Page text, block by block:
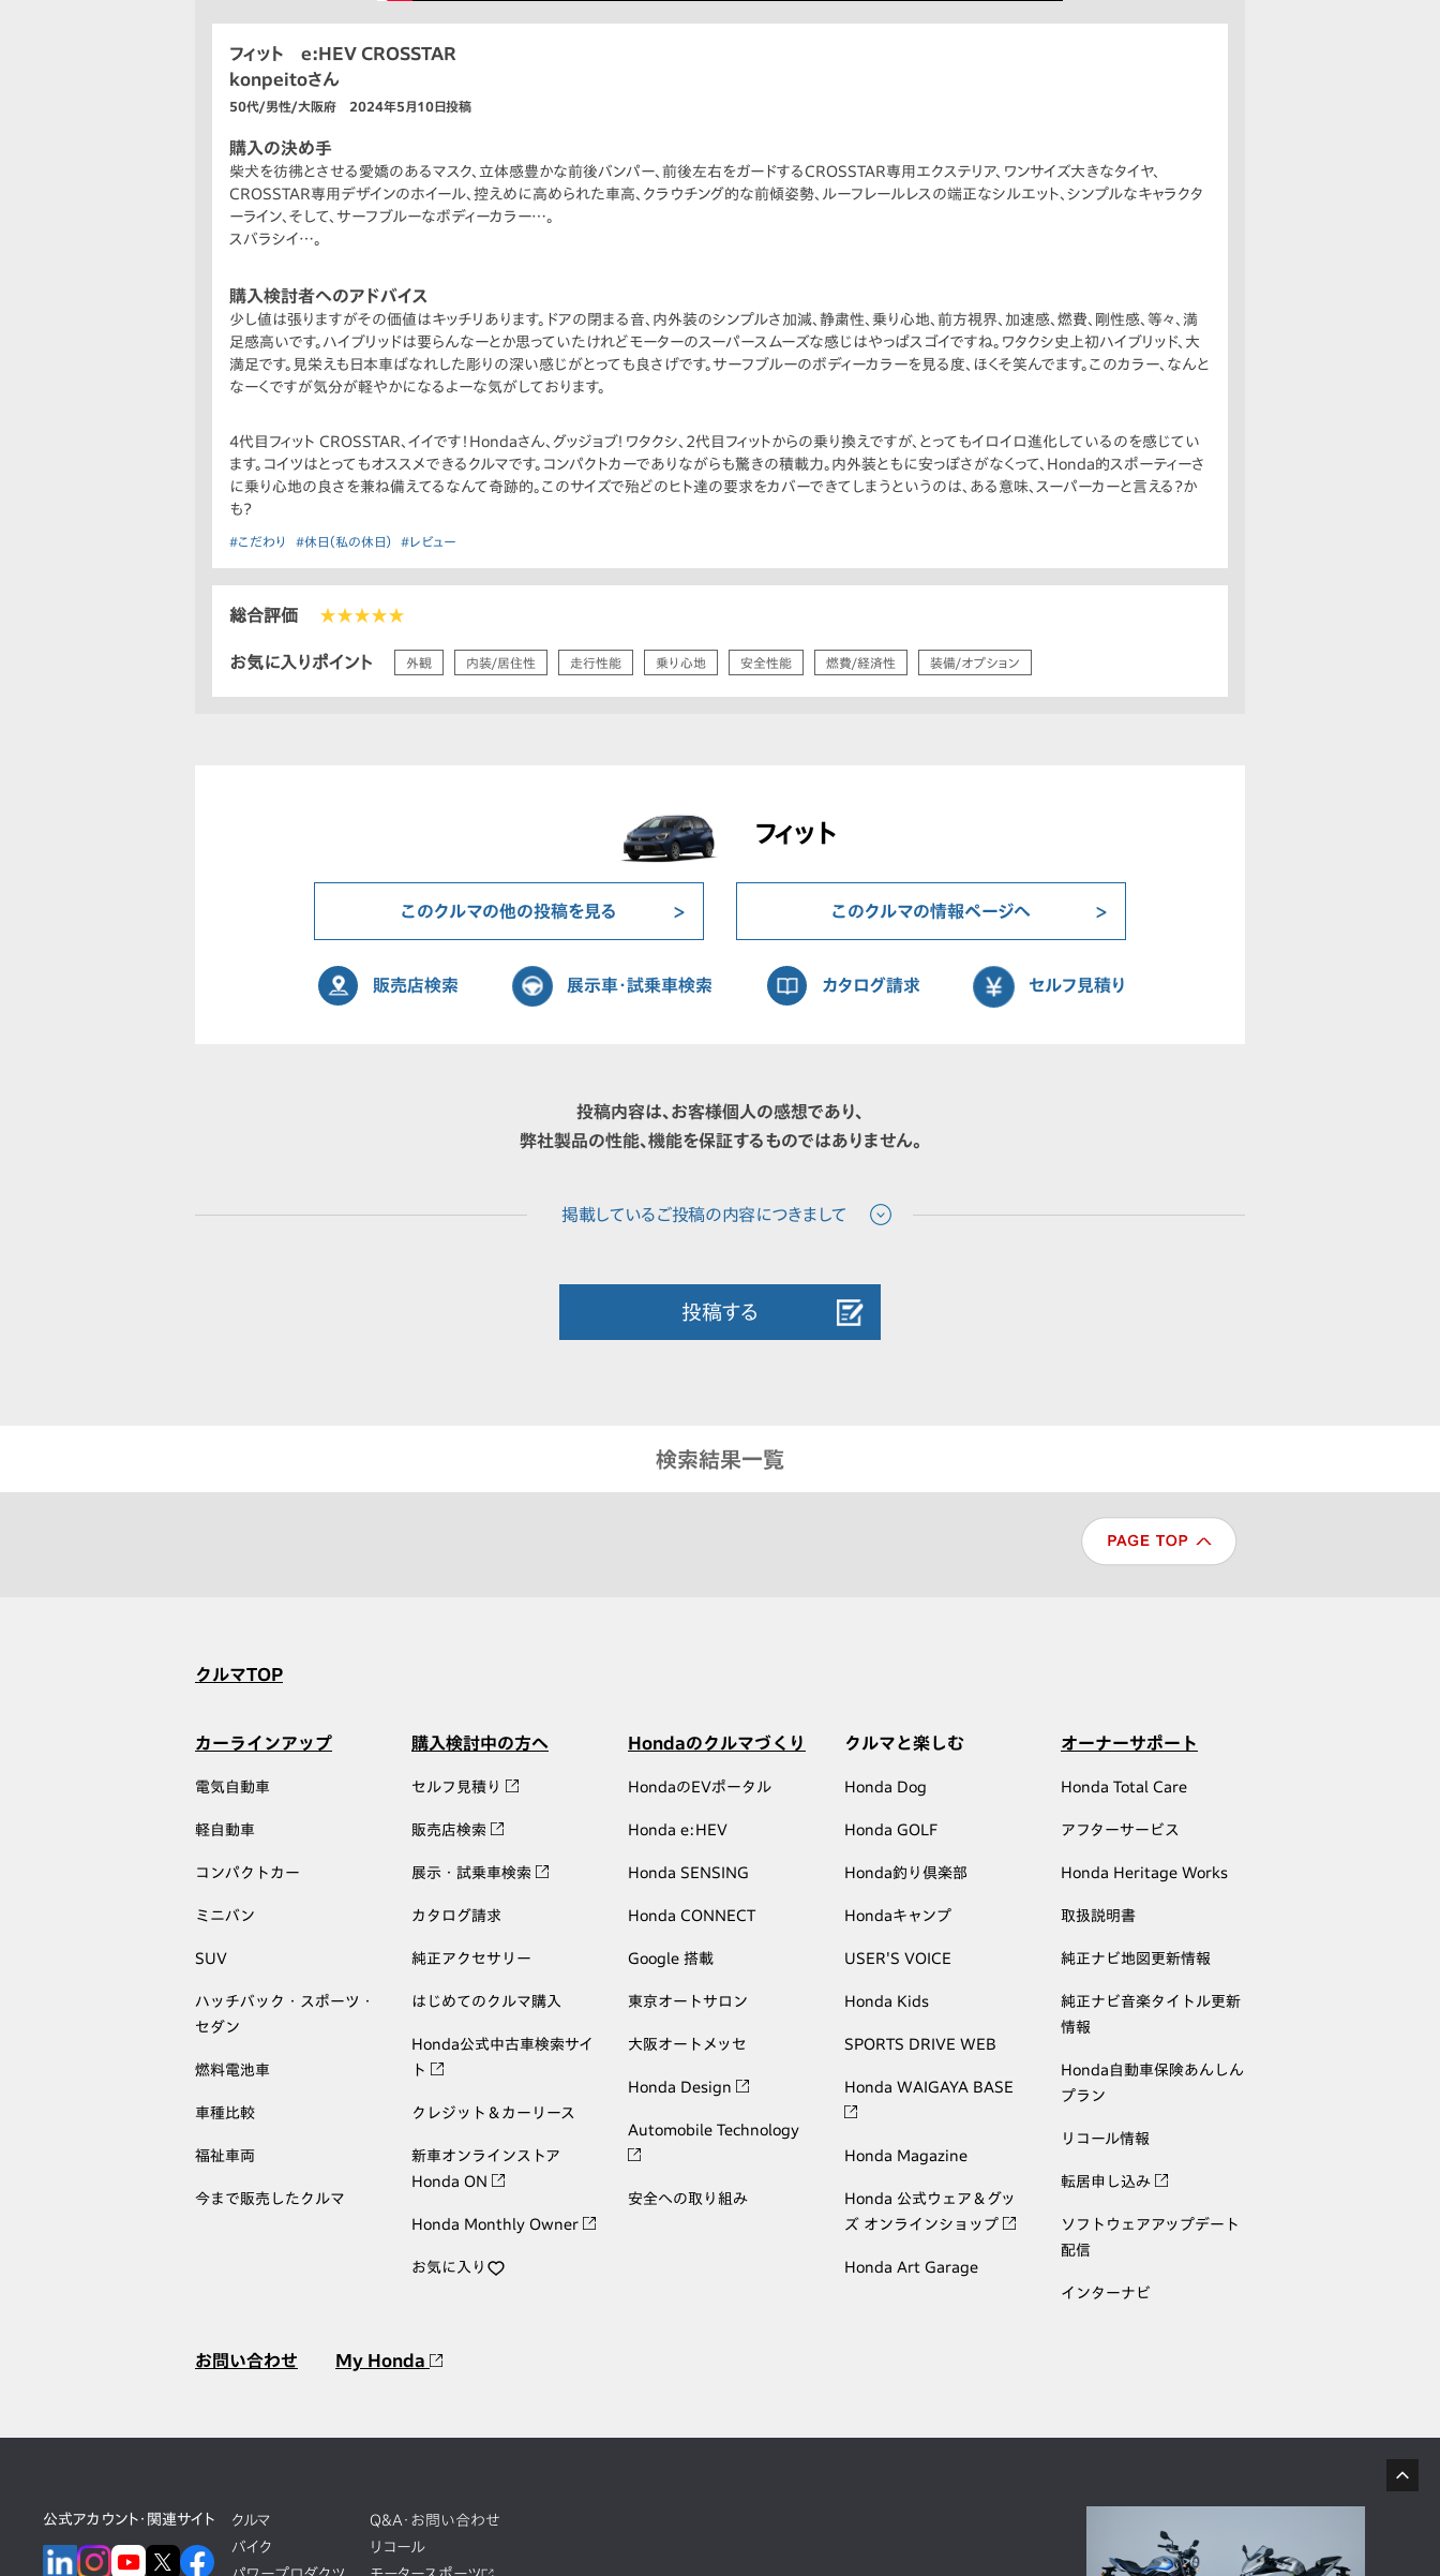
フィット e:HEV CROSSTAR
konpeitoさん
50代/男性/大阪府 2024年5月10日投稿
購入の決め手
柴犬を彷彿とさせる愛嬌のあるマスク、立体感豊かな前後バンパー、前後左右をガードするCROSSTAR専用エクステリア、ワンサイズ大きなタイヤ、
CROSSTAR専用デザインのホイール、控えめに高められた車高、クラウチング的な前傾姿勢、ルーフレールレスの端正なシルエット、シンプルなキャラクタ
ーライン、そして、サーフブルーなボディーカラー…。
スバラシイ…。
購入検討者へのアドバイス
少し値は張りますがその価値はキッチリあります。ドアの閉まる音、内外装のシンプルさ加減、静粛性、乗り心地、前方視界、加速感、燃費、剛性感、等々、満
足感高いです。ハイブリッドは要らんなーとか思っていたけれどモーターのスーパースムーズな感じはやっぱスゴイですね。ワタクシ史上初ハイブリッド、大
満足です。見栄えも日本車ばなれした彫りの深い感じがとっても良さげです。サーフブルーのボディーカラーを見る度、ほくそ笑んでます。このカラー、なんと
なーくですが気分が軽やかになるよーな気がしております。
4代目フィット CROSSTAR、イイです！Hondaさん、グッジョブ！ワタクシ、2代目フィットからの乗り換えですが、とってもイロイロ進化しているのを感じてい
ます。コイツはとってもオススメできるクルマです。コンパクトカーでありながらも驚きの積載力。内外装ともに安っぽさがなくって、Honda的スポーティーさ
に乗り心地の良さを兼ね備えてるなんて奇跡的。このサイズで殆どのヒト達の要求をカバーできてしまうというのは、ある意味、スーパーカーと言える？か
も？
#こだわり #休日（私の休日） #レビュー
総合評価 ★★★★★
お気に入りポイント 外観 内装/居住性 走行性能 乗り心地 安全性能 燃費/経済性 装備/オプション
フィット
このクルマの他の投稿を見る このクルマの情報ページへ
販売店検索 展示車・試乗車検索 カタログ請求 セルフ見積り
投稿内容は、お客様個人の感想であり、
弊社製品の性能、機能を保証するものではありません。
投稿する
検索結果一覧
クルマTOP
カーラインアップ
電気自動車
軽自動車
コンパクトカー
ミニバン
SUV
ハッチバック・スポーツ・
セダン
燃料電池車
車種比較
福祉車両
今まで販売したクルマ
購入検討中の方へ
セルフ見積り
販売店検索
展示・試乗車検索
カタログ請求
純正アクセサリー
はじめてのクルマ購入
Honda公式中古車検索サイ
ト
クレジット＆カーリース
新車オンラインストア
Honda ON
Honda Monthly Owner
お気に入り
Hondaのクルマづくり
HondaのEVポータル
Honda e:HEV
Honda SENSING
Honda CONNECT
Google 搭載
東京オートサロン
大阪オートメッセ
Honda Design
Automobile Technology
安全への取り組み
クルマと楽しむ
Honda Dog
Honda GOLF
Honda釣り倶楽部
Hondaキャンプ
USER'S VOICE
Honda Kids
SPORTS DRIVE WEB
Honda WAIGAYA BASE
Honda Magazine
Honda 公式ウェア＆グッ
ズ オンラインショップ
Honda Art Garage
オーナーサポート
Honda Total Care
アフターサービス
Honda Heritage Works
取扱説明書
純正ナビ地図更新情報
純正ナビ音楽タイトル更新
情報
Honda自動車保険あんしん
プラン
リコール情報
転居申し込み
ソフトウェアアップデート
配信
インターナビ
お問い合わせ My Honda
公式アカウント・関連サイト
クルマ
バイク
Q&A・お問い合わせ
リコール